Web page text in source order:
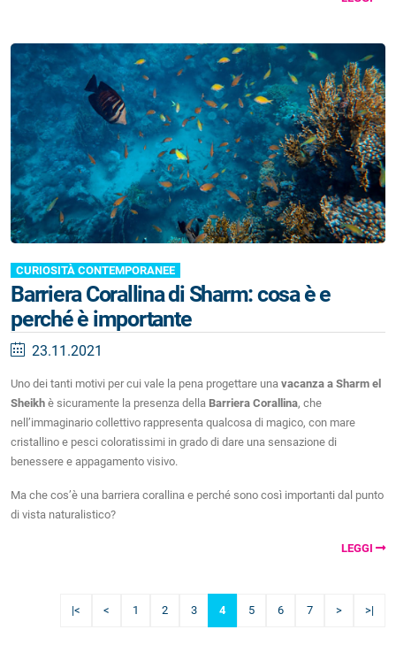
CURIOSITÀ CONTEMPORANEE
Barriera Corallina di Sharm: cosa è e
perché è importante
23.11.2021
Uno dei tanti motivi per cui vale la pena progettare una vacanza a Sharm el
Sheikh è sicuramente la presenza della Barriera Corallina, che
nell’immaginario collettivo rappresenta qualcosa di magico, con mare
cristallino e pesci coloratissimi in grado di dare una sensazione di
benessere e appagamento visivo.
Ma che cos’è una barriera corallina e perché sono così importanti dal punto
di vista naturalistico?
LEGGI
|< < 1 2 3 4 5 6 7 > >|